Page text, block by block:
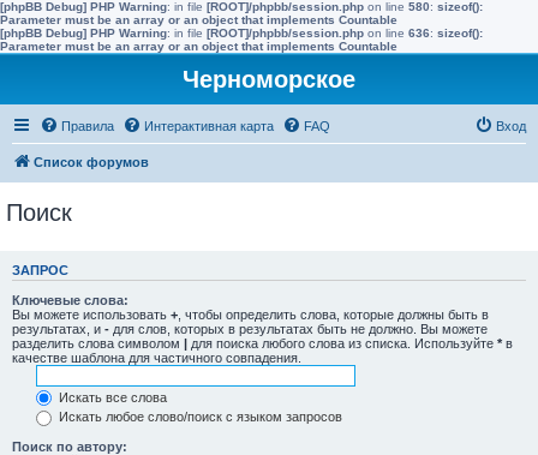
[phpBB Debug] PHP Warning: in file [ROOT]/phpbb/session.php on line 580: sizeof():
Parameter must be an array or an object that implements Countable
[phpBB Debug] PHP Warning: in file [ROOT]/phpbb/session.php on line 636: sizeof():
Parameter must be an array or an object that implements Countable
Черноморское
Правила Интерактивная карта FAQ Вход
Список форумов
Поиск
ЗАПРОС
Ключевые слова:
Вы можете использовать + , чтобы определить слова, которые должны быть в
результатах, и - для слов, которых в результатах быть не должно. Вы можете
разделить слова символом | для поиска любого слова из списка. Используйте * в
качестве шаблона для частичного совпадения.
Искать все слова
Искать любое слово/поиск с языком запросов
Поиск по автору: